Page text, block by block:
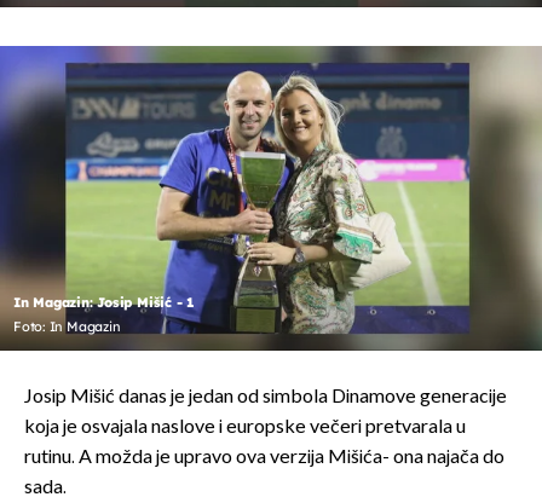
In Magazin: Josip Mišić - 1
Foto: In Magazin
Josip Mišić danas je jedan od simbola Dinamove generacije
koja je osvajala naslove i europske večeri pretvarala u
rutinu. A možda je upravo ova verzija Mišića- ona najača do
sada.